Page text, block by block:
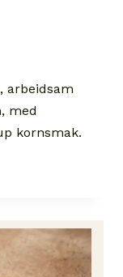
arbeidsam
med
kornsmak.